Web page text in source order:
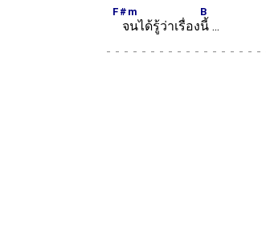
F#m
จนได้รู้ว่าเรื่อง
B
นี้ ...
-